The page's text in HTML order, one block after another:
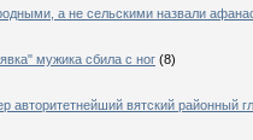
а не сельскими назвали
мужика сбила с ног (8)
авторитетнейший вятский районный